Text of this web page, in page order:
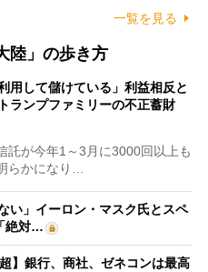
一覧を見る
陸」の歩き方
用して儲けている」利益相反と
ランプファミリーの不正蓄財
が今年1～3月に3000回以上も
らかになり…
い」イーロン・マスク氏とスペ
絶対…
】銀行、商社、ゼネコンは最高